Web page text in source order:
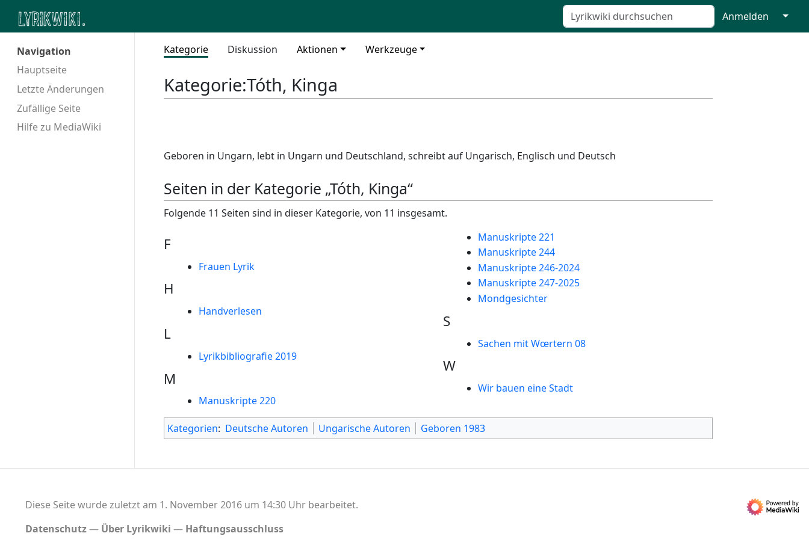
Anmelden ↓
Navigation
Hauptseite
Letzte Änderungen
Zufällige Seite
Hilfe zu MediaWiki
Kategorie Diskussion Aktionen Werkzeuge
Kategorie:Tóth, Kinga
Geboren in Ungarn, lebt in Ungarn und Deutschland, schreibt auf Ungarisch, Englisch und Deutsch
Seiten in der Kategorie „Tóth, Kinga“
Folgende 11 Seiten sind in dieser Kategorie, von 11 insgesamt.
F
Frauen Lyrik
H
Handverlesen
L
Lyrikbibliografie 2019
M
Manuskripte 220
Manuskripte 221
Manuskripte 244
Manuskripte 246-2024
Manuskripte 247-2025
Mondgesichter
S
Sachen mit Wœrtern 08
W
Wir bauen eine Stadt
Kategorien: Deutsche Autoren Ungarische Autoren Geboren 1983
Diese Seite wurde zuletzt am 1. November 2016 um 14:30 Uhr bearbeitet.
Datenschutz
Über Lyrikwiki Haftungsausschluss